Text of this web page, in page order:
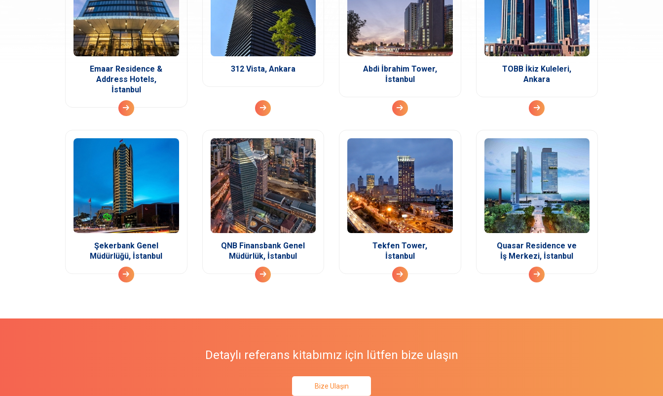
Emaar Residence &
Address Hotels,
İstanbul
312 Vista, Ankara
Abdi İbrahim Tower,
İstanbul
TOBB İkiz Kuleleri,
Ankara
Şekerbank Genel
Müdürlüğü, İstanbul
QNB Finansbank Genel
Müdürlük, İstanbul
Tekfen Tower,
İstanbul
Quasar Residence ve
İş Merkezi, İstanbul
Detaylı referans kitabımız için lütfen bize ulaşın
Bize Ulaşın